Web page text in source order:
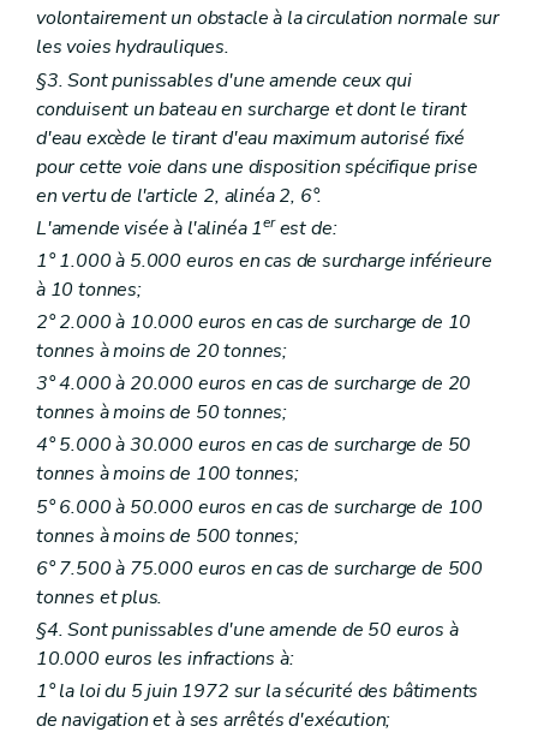
volontairement un obstacle à la circulation normale sur
les voies hydrauliques.
§3. Sont punissables d'une amende ceux qui
conduisent un bateau en surcharge et dont le tirant
d'eau excède le tirant d'eau maximum autorisé fixé
pour cette voie dans une disposition spécifique prise
en vertu de l'article 2, alinéa 2, 6°.
L'amende visée à l'alinéa 1erest de:
1° 1.000 à 5.000 euros en cas de surcharge inférieure
à 10 tonnes;
2° 2.000 à 10.000 euros en cas de surcharge de 10
tonnes à moins de 20 tonnes;
3° 4.000 à 20.000 euros en cas de surcharge de 20
tonnes à moins de 50 tonnes;
4° 5.000 à 30.000 euros en cas de surcharge de 50
tonnes à moins de 100 tonnes;
5° 6.000 à 50.000 euros en cas de surcharge de 100
tonnes à moins de 500 tonnes;
6° 7.500 à 75.000 euros en cas de surcharge de 500
tonnes et plus.
§4. Sont punissables d'une amende de 50 euros à
10.000 euros les infractions à:
1° la loi du 5 juin 1972 sur la sécurité des bâtiments
de navigation et à ses arrêtés d'exécution;